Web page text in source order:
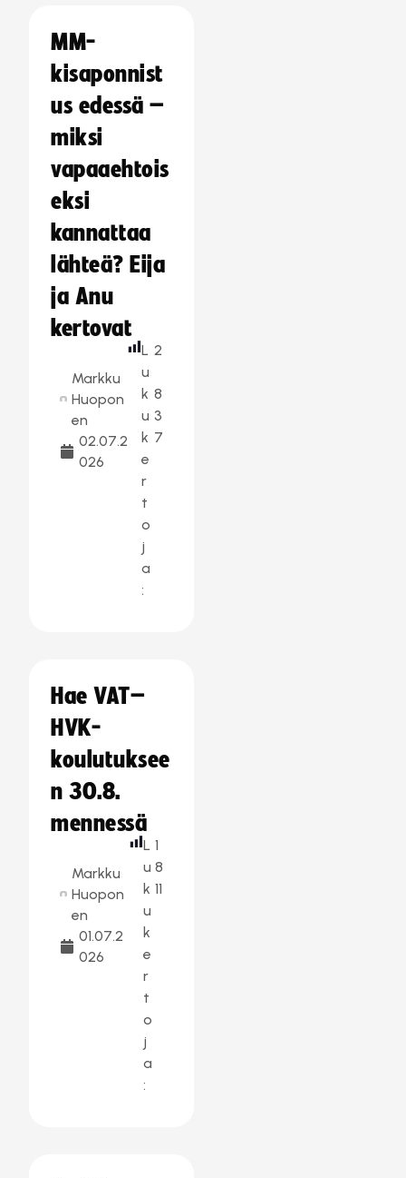
MM-
kisaponnist
us edessä –
miksi
vapaaehtois
eksi
kannattaa
lähteä? Eija
ja Anu
kertovat
Markku
Huopon
en
02.07.2
026
L
u
k
u
k
e
r
t
o
j
a
:
2
8
3
7
Hae VAT–
HVK-
koulutuksee
n 30.8.
mennessä
Markku
Huopon
en
01.07.2
026
L
u
k
u
k
e
r
t
o
j
a
:
1
8
11